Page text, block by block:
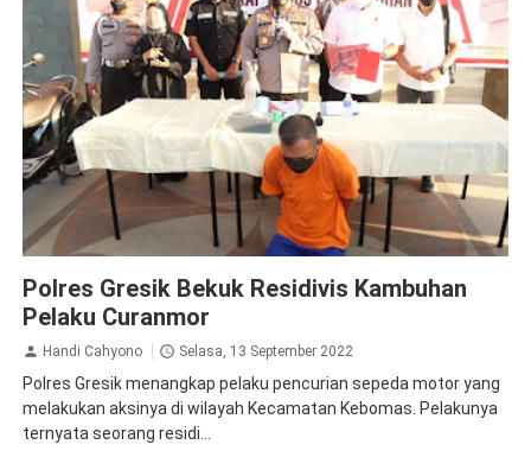
Polres Gresik Bekuk Residivis Kambuhan
Pelaku Curanmor
Handi Cahyono Selasa, 13 September 2022
Polres Gresik menangkap pelaku pencurian sepeda motor yang
melakukan aksinya di wilayah Kecamatan Kebomas. Pelakunya
ternyata seorang residi...